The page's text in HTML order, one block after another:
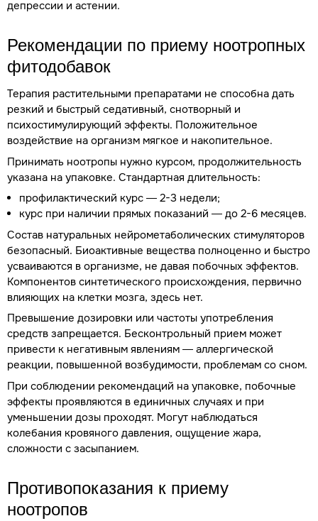
депрессии и астении.
Рекомендации по приему ноотропных
фитодобавок
Терапия растительными препаратами не способна дать
резкий и быстрый седативный, снотворный и
психостимулирующий эффекты. Положительное
воздействие на организм мягкое и накопительное.
Принимать ноотропы нужно курсом, продолжительность
указана на упаковке. Стандартная длительность:
профилактический курс — 2-3 недели;
курс при наличии прямых показаний — до 2-6 месяцев.
Состав натуральных нейрометаболических стимуляторов
безопасный. Биоактивные вещества полноценно и быстро
усваиваются в организме, не давая побочных эффектов.
Компонентов синтетического происхождения, первично
влияющих на клетки мозга, здесь нет.
Превышение дозировки или частоты употребления
средств запрещается. Бесконтрольный прием может
привести к негативным явлениям — аллергической
реакции, повышенной возбудимости, проблемам со сном.
При соблюдении рекомендаций на упаковке, побочные
эффекты проявляются в единичных случаях и при
уменьшении дозы проходят. Могут наблюдаться
колебания кровяного давления, ощущение жара,
сложности с засыпанием.
Противопоказания к приему
ноотропов